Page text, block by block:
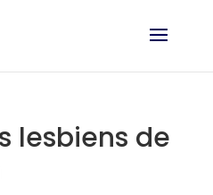
lesbiens de